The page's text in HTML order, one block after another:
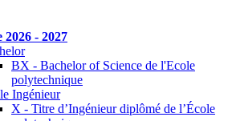
2026 - 2027
BX - Bachelor of Science de l'Ecole
polytechnique
Ingénieur
X - Titre d’Ingénieur diplômé de l’École